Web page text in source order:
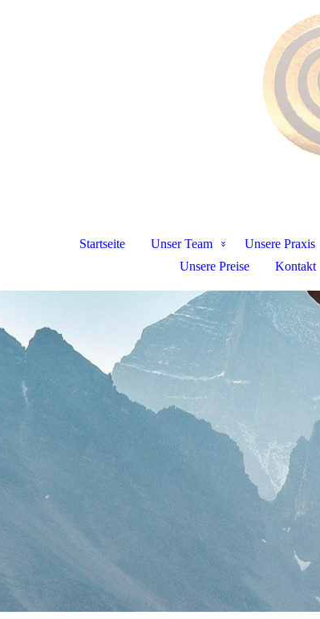
Startseite Unser Team Unsere Praxis
Unsere Preise
Kontakt